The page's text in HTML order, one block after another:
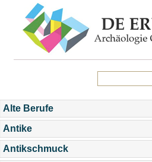
Alte Berufe
Antike
Antikschmuck